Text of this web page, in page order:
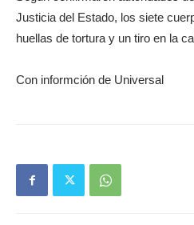
Justicia del Estado, los siete
huellas de tortura y un tiro en la
Con informción de Universal